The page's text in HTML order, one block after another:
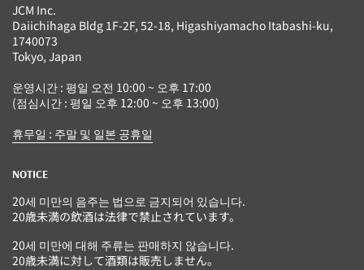
JCM Inc.
Daiichihaga Bldg 1F-2F, 52-18, Higashiyamacho Itabashi-ku,
1740073
Tokyo, Japan
운영시간 : 평일 오전 10:00 ~ 오후 17:00
(점심시간 : 평일 오후 12:00 ~ 오후 13:00)
휴무일 : 주말 및 일본 공휴일
NOTICE
20세 미만의 음주는 법으로 금지되어 있습니다.
20歳未満の飲酒は法律で禁止されています。
20세 미만에 대해 주류는 판매하지 않습니다.
20歳未満に対して酒類は販売しません。